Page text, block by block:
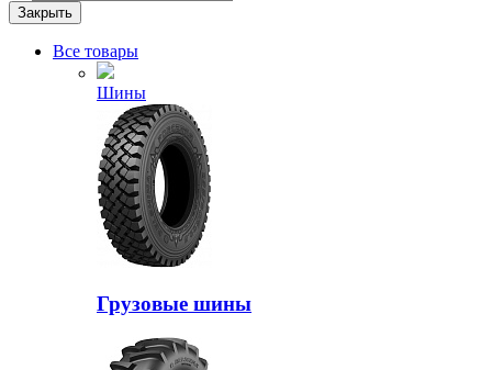
Закрыть
Все товары
Шины
Грузовые шины